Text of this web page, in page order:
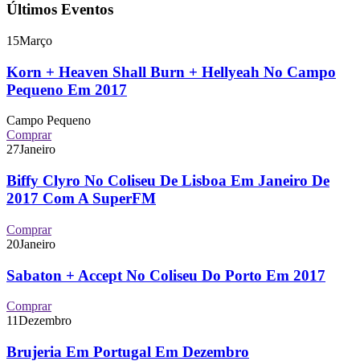
Últimos Eventos
15Março
Korn + Heaven Shall Burn + Hellyeah No Campo
Pequeno Em 2017
Campo Pequeno
Comprar
27Janeiro
Biffy Clyro No Coliseu De Lisboa Em Janeiro De
2017 Com A SuperFM
Comprar
20Janeiro
Sabaton + Accept No Coliseu Do Porto Em 2017
Comprar
11Dezembro
Brujeria Em Portugal Em Dezembro